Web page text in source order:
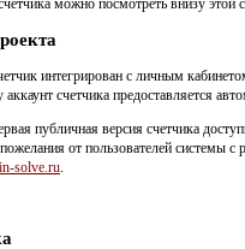
можно посмотреть внизу этой
интегрирован с личным
счетчика предоставляется
публичная версия счетчика
от пользователей системы
solve.ru.